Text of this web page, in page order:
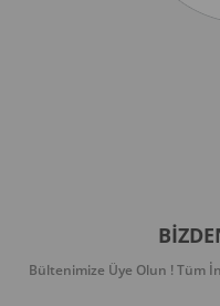
Bültenimize Üye Olun ! Tüm